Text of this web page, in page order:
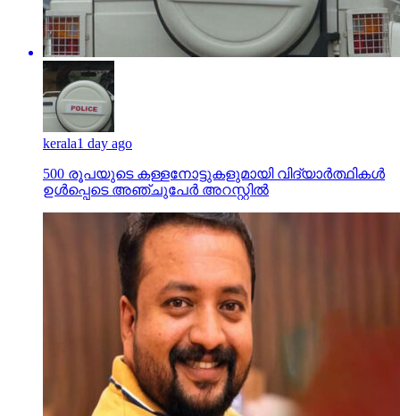
kerala1 day ago
500 രൂപയുടെ കള്ളനോട്ടുകളുമായി വിദ്യാര്‍ത്ഥികള്‍
ഉള്‍പ്പെടെ അഞ്ചുപേര്‍ അറസ്റ്റില്‍